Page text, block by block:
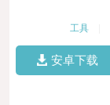
工具
安卓下载